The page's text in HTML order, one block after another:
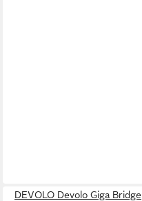
DEVOLO Devolo Giga Bridge